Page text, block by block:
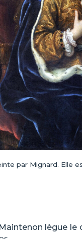
par Mignard. Elle
lègue le